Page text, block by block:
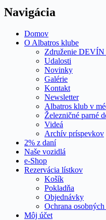
Navigácia
Domov
O Albatros klube
Združenie
Udalosti
Novinky
Galérie
Kontakt
Newsletter
Albatros klub v
Železničné parné
Videá
Archív príspevkov
2% z daní
Naše vozidlá
e-Shop
Rezervácia lístkov
Košík
Pokladňa
Objednávky
Ochrana
Môj účet